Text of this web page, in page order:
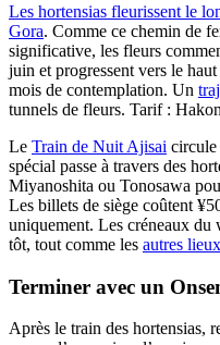
Les hortensias fleurissent le
Gora. Comme ce chemin de
significative, les fleurs
juin et progressent vers le
mois de contemplation. Un
tunnels de fleurs. Tarif :
Le Train de Nuit Ajisai circule
spécial passe à travers des
Miyanoshita ou Tonosawa
Les billets de siège coûtent
uniquement. Les créneaux
tôt, tout comme les autres
Terminer avec un
Après le train des hortensias,